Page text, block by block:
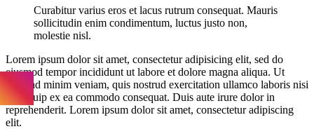
Curabitur varius eros et lacus rutrum consequat. Mauris
sollicitudin enim condimentum, luctus justo non,
molestie nisl.
Lorem ipsum dolor sit amet, consectetur adipisicing elit, sed do
eiusmod tempor incididunt ut labore et dolore magna aliqua. Ut
enim ad minim veniam, quis nostrud exercitation ullamco laboris nisi
ut aliquip ex ea commodo consequat. Duis aute irure dolor in
reprehenderit. Lorem ipsum dolor sit amet, consectetur adipiscing
elit.